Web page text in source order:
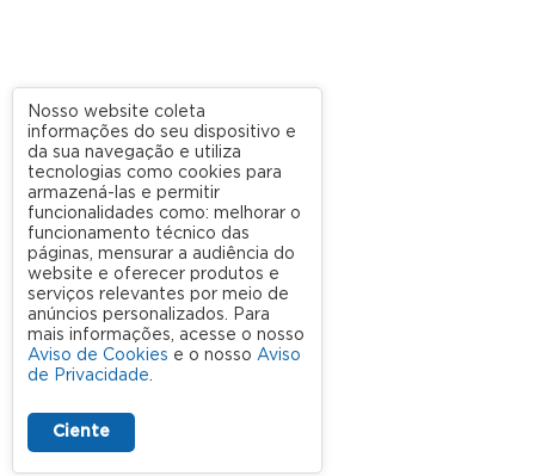
Nosso website coleta
informações do seu dispositivo e
da sua navegação e utiliza
tecnologias como cookies para
armazená-las e permitir
funcionalidades como: melhorar o
funcionamento técnico das
páginas, mensurar a audiência do
website e oferecer produtos e
serviços relevantes por meio de
anúncios personalizados. Para
mais informações, acesse o nosso
Aviso de Cookies e o nosso Aviso
de Privacidade.
Ciente